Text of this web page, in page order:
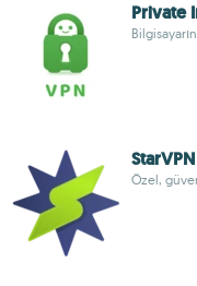
Private
Özel,